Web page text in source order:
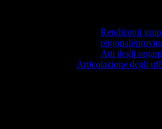
Rendiconti
regionali/
Atti degli
Articolazione degli